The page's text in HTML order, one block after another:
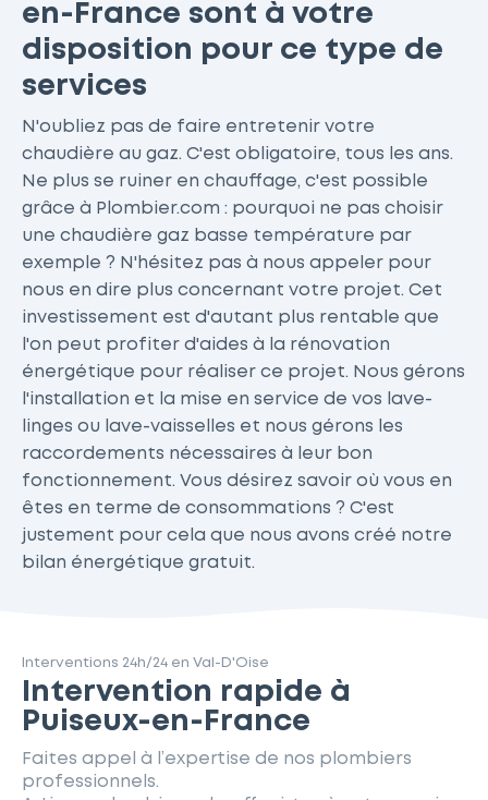
en-France sont à votre
disposition pour ce type de
services
N'oubliez pas de faire entretenir votre
chaudière au gaz. C'est obligatoire, tous les ans.
Ne plus se ruiner en chauffage, c'est possible
grâce à Plombier.com : pourquoi ne pas choisir
une chaudière gaz basse température par
exemple ? N'hésitez pas à nous appeler pour
nous en dire plus concernant votre projet. Cet
investissement est d'autant plus rentable que
l'on peut profiter d'aides à la rénovation
énergétique pour réaliser ce projet. Nous gérons
l'installation et la mise en service de vos lave-
linges ou lave-vaisselles et nous gérons les
raccordements nécessaires à leur bon
fonctionnement. Vous désirez savoir où vous en
êtes en terme de consommations ? C'est
justement pour cela que nous avons créé notre
bilan énergétique gratuit.
Interventions 24h/24 en Val-D'Oise
Intervention rapide à
Puiseux-en-France
Faites appel à l’expertise de nos plombiers
professionnels.